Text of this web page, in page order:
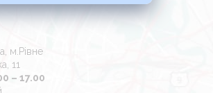
м.Рівне
11
– 17.00